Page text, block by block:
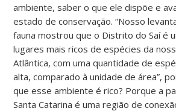
ambiente, saber o que ele dispõe e
estado de conservação. “Nosso
fauna mostrou que o Distrito do Saí é
lugares mais ricos de espécies da
Atlântica, com uma quantidade de
alta, comparado à unidade de área”,
que esse ambiente é rico? Porque a
Santa Catarina é uma região de